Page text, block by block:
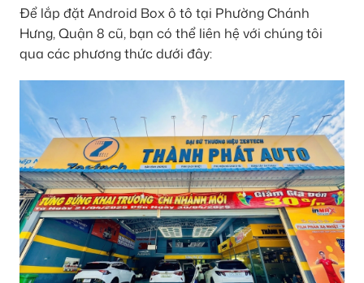
Để lắp đặt Android Box ô tô tại Phường Chánh
Hưng, Quận 8 cũ, bạn có thể liên hệ với chúng tôi
qua các phương thức dưới đây: